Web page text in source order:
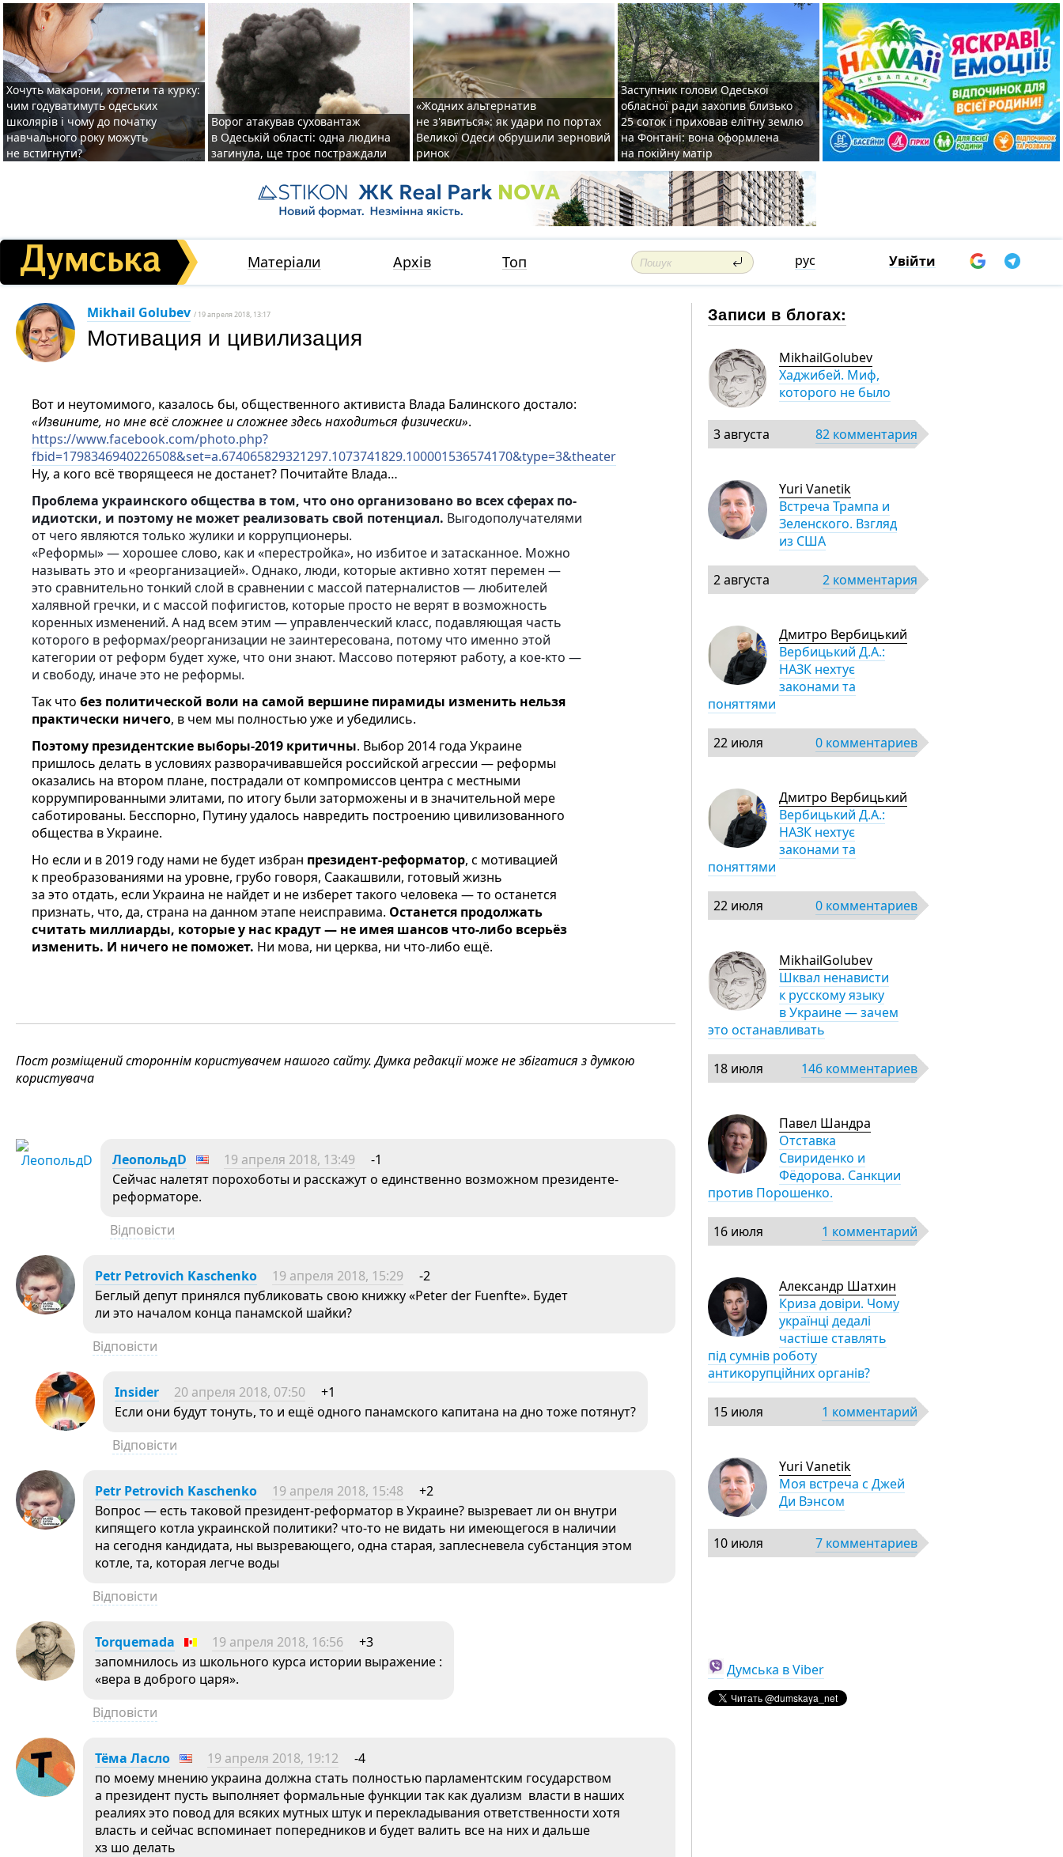
Хочуть макарони, котлети та курку:
чим годуватимуть одеських
школярів і чому до початку
навчального року можуть
не встигнути?
Ворог атакував суховантаж
в Одеській області: одна людина
загинула, ще троє постраждали
«Жодних альтернатив
не з'явиться»: як удари по портах
Великої Одеси обрушили зерновий
ринок
Заступник голови Одеської
обласної ради захопив близько
25 соток і приховав елітну землю
на Фонтані: вона оформлена
на покійну матір
Матеріали Архів Топ рус Увійти
Mikhail Golubev / 19 апреля 2018, 13:17
Мотивация и цивилизация
Вот и неутомимого, казалось бы, общественного активиста Влада Балинского достало:
«Извините, но мне всё сложнее и сложнее здесь находиться физически».
https://www.facebook.com/photo.php?
fbid=1798346940226508&set=a.674065829321297.1073741829.100001536574170&type=3&theater
Ну, а кого всё творящееся не достанет? Почитайте Влада…
Проблема украинского общества в том, что оно организовано во всех сферах по-
идиотски, и поэтому не может реализовать свой потенциал. Выгодополучателями
от чего являются только жулики и коррупционеры.
«Реформы» — хорошее слово, как и «перестройка», но избитое и затасканное. Можно
называть это и «реорганизацией». Однако, люди, которые активно хотят перемен —
это сравнительно тонкий слой в сравнении с массой патерналистов — любителей
халявной гречки, и с массой пофигистов, которые просто не верят в возможность
коренных изменений. А над всем этим — управленческий класс, подавляющая часть
которого в реформах/реорганизации не заинтересована, потому что именно этой
категории от реформ будет хуже, что они знают. Массово потеряют работу, а кое-кто —
и свободу, иначе это не реформы.
Так что без политической воли на самой вершине пирамиды изменить нельзя
практически ничего, в чем мы полностью уже и убедились.
Поэтому президентские выборы-2019 критичны. Выбор 2014 года Украине
пришлось делать в условиях разворачивавшейся российской агрессии — реформы
оказались на втором плане, пострадали от компромиссов центра с местными
коррумпированными элитами, по итогу были заторможены и в значительной мере
саботированы. Бесспорно, Путину удалось навредить построению цивилизованного
общества в Украине.
Но если и в 2019 году нами не будет избран президент-реформатор, с мотивацией
к преобразованиями на уровне, грубо говоря, Саакашвили, готовый жизнь
за это отдать, если Украина не найдет и не изберет такого человека — то останется
признать, что, да, страна на данном этапе неисправима. Останется продолжать
считать миллиарды, которые у нас крадут — не имея шансов что-либо всерьёз
изменить. И ничего не поможет. Ни мова, ни церква, ни что-либо ещё.
Пост розміщений стороннім користувачем нашого сайту. Думка редакції може не збігатися з думкою
користувача
ЛеопольдD 19 апреля 2018, 13:49
-1
Сейчас налетят порохоботы и расскажут о единственно возможном президенте-
реформаторе.
Відповісти
Petr Petrovich Kaschenko 19 апреля 2018, 15:29
-2
Беглый депут принялся публиковать свою книжку «Peter der Fuenfte». Будет
ли это началом конца панамской шайки?
Відповісти
Insider 20 апреля 2018, 07:50
+1
Если они будут тонуть, то и ещё одного панамского капитана на дно тоже потянут?
Відповісти
Petr Petrovich Kaschenko 19 апреля 2018, 15:48
+2
Вопрос — есть таковой президент-реформатор в Украине? вызревает ли он внутри
кипящего котла украинской политики? что-то не видать ни имеющегося в наличии
на сегодня кандидата, ны вызревающего, одна старая, заплесневела субстанция этом
котле, та, которая легче воды
Відповісти
Torquemada 19 апреля 2018, 16:56
+3
запомнилось из школьного курса истории выражение :
«вера в доброго царя».
Відповісти
Тёма Ласло 19 апреля 2018, 19:12
-4
по моему мнению украина должна стать полностью парламентским государством
а президент пусть выполняет формальные функции так как дуализм власти в наших
реалиях это повод для всяких мутных штук и перекладывания ответственности хотя
власть и сейчас вспоминает попередников и будет валить все на них и дальше
хз шо делать
Записи в блогах:
MikhailGolubev
Хаджибей. Миф,
которого не было
3 августа 82 комментария
Yuri Vanetik
Встреча Трампа и
Зеленского. Взгляд
из США
2 августа 2 комментария
Дмитро Вербицький
Вербицький Д.А.:
НАЗК нехтує
законами та
поняттями
22 июля 0 комментариев
Дмитро Вербицький
Вербицький Д.А.:
НАЗК нехтує
законами та
поняттями
22 июля 0 комментариев
MikhailGolubev
Шквал ненависти
к русскому языку
в Украине — зачем
это останавливать
18 июля 146 комментариев
Павел Шандра
Отставка
Свириденко и
Фёдорова. Санкции
против Порошенко.
16 июля 1 комментарий
Александр Шатхин
Криза довіри. Чому
українці дедалі
частіше ставлять
під сумнів роботу
антикорупційних органів?
15 июля 1 комментарий
Yuri Vanetik
Моя встреча с Джей
Ди Вэнсом
10 июля 7 комментариев
Думська в Viber